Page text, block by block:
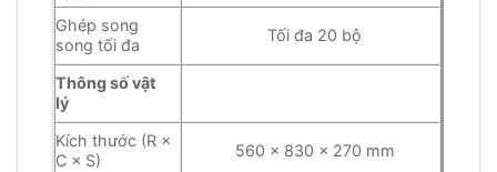
Ghép song
song tối đa
Tối đa 20 bộ
Thông số vật
lý
Kích thước (R ×
C × S)
560 × 830 × 270 mm